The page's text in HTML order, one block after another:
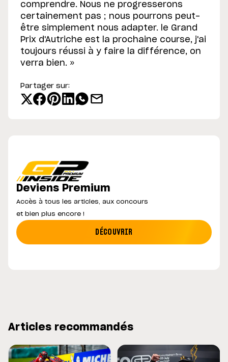
comprendre. Nous ne progresserons
certainement pas ; nous pourrons peut-
être simplement nous adapter. le Grand
Prix d'Autriche est la prochaine course, j'ai
toujours réussi à y faire la différence, on
verra bien. »
Partager sur:
Deviens Premium
Accès à tous les articles, aux concours
et bien plus encore !
DÉCOUVRIR
Articles recommandés